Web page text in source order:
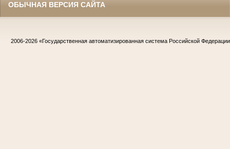
ОБЫЧНАЯ ВЕРСИЯ САЙТА
2006-2026 «Государственная автоматизированная система Российской